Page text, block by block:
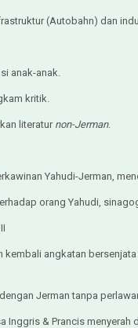
(Autobahn) dan
anak-anak.
kritik.
literaturnon-Jerman.
Yahudi-Jerman,
orang Yahudi,
angkatan
Jerman tanpa
Inggris & Prancis menyerah